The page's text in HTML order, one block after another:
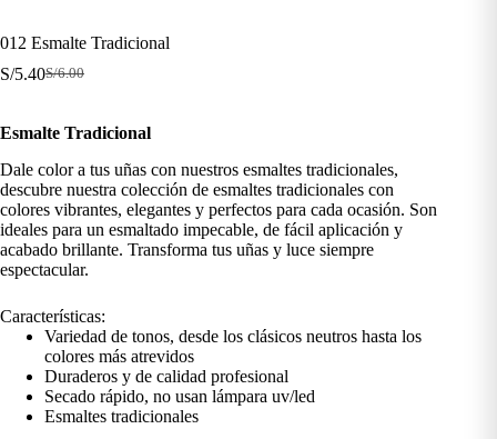
012 Esmalte Tradicional
S/6.00
El
era:
S/6.00.
S/5.40El
es:
S/5.40.
Esmalte Tradicional
Dale color a tus uñas con nuestros esmaltes tradicionales,
descubre nuestra colección de esmaltes tradicionales con
colores vibrantes, elegantes y perfectos para cada ocasión. Son
ideales para un esmaltado impecable, de fácil aplicación y
acabado brillante. Transforma tus uñas y luce siempre
espectacular.
Características:
Variedad de tonos, desde los clásicos neutros hasta los
colores más atrevidos
Duraderos y de calidad profesional
Secado rápido, no usan lámpara uv/led
Esmaltes tradicionales